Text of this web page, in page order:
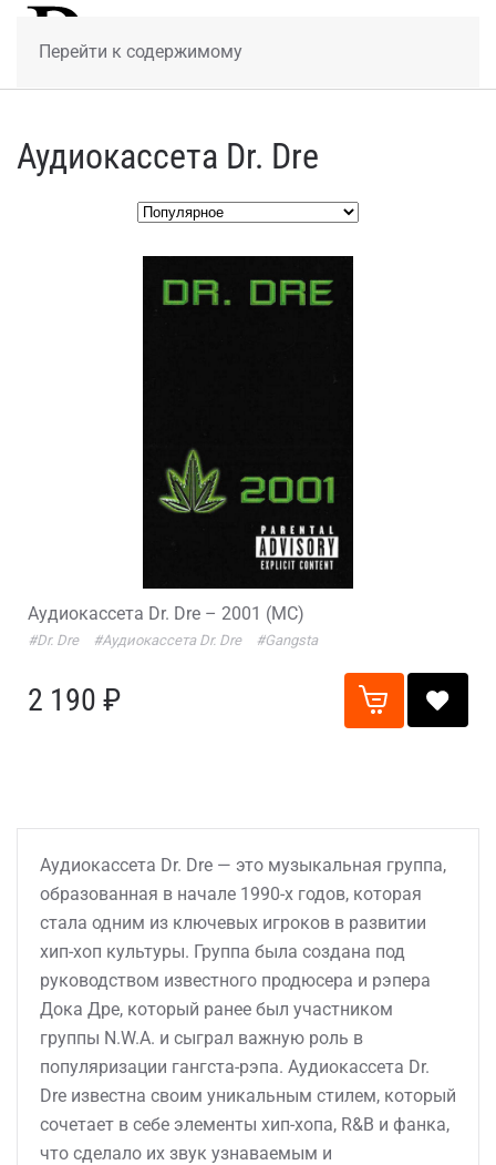
Перейти к содержимому
Аудиокассета Dr. Dre
Аудиокассета Dr. Dre – 2001 (MC)
#Dr. Dre #Аудиокассета Dr. Dre #Gangsta
2 190 ₽
Аудиокассета Dr. Dre — это музыкальная группа,
образованная в начале 1990-х годов, которая
стала одним из ключевых игроков в развитии
хип-хоп культуры. Группа была создана под
руководством известного продюсера и рэпера
Дока Дре, который ранее был участником
группы N.W.A. и сыграл важную роль в
популяризации гангста-рэпа. Аудиокассета Dr.
Dre известна своим уникальным стилем, который
сочетает в себе элементы хип-хопа, R&B и фанка,
что сделало их звук узнаваемым и